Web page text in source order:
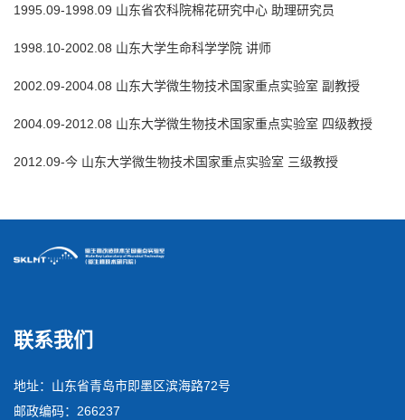
1995.09-1998.09 山东省农科院棉花研究中心 助理研究员
1998.10-2002.08 山东大学生命科学学院 讲师
2002.09-2004.08 山东大学微生物技术国家重点实验室 副教授
2004.09-2012.08 山东大学微生物技术国家重点实验室 四级教授
2012.09-今 山东大学微生物技术国家重点实验室 三级教授
联系我们
地址：山东省青岛市即墨区滨海路72号
邮政编码：266237